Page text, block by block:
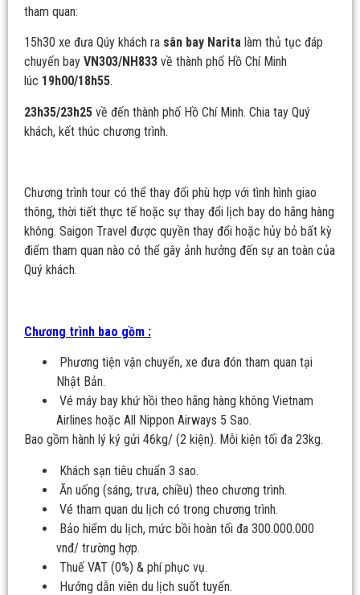
tham quan:
15h30 xe đưa Qúy khách ra sân bay Narita làm thủ tục đáp
chuyến bay VN303/NH833 về thành phố Hồ Chí Minh
lúc 19h00/18h55.
23h35/23h25 về đến thành phố Hồ Chí Minh. Chia tay Quý
khách, kết thúc chương trình.
Chương trình tour có thể thay đổi phù hợp với tình hình giao
thông, thời tiết thực tế hoặc sự thay đổi lịch bay do hãng hàng
không. Saigon Travel được quyền thay đổi hoặc hủy bỏ bất kỳ
điểm tham quan nào có thể gây ảnh hưởng đến sự an toàn của
Quý khách.
Chương trình bao gồm :
Phương tiện vận chuyển, xe đưa đón tham quan tại
Nhật Bản.
Vé máy bay khứ hồi theo hãng hàng không Vietnam
Airlines hoặc All Nippon Airways 5 Sao.
Bao gồm hành lý ký gửi 46kg/ (2 kiện). Mỗi kiện tối đa 23kg.
Khách sạn tiêu chuẩn 3 sao.
Ăn uống (sáng, trưa, chiều) theo chương trình.
Vé tham quan du lịch có trong chương trình.
Bảo hiểm du lịch, mức bồi hoàn tối đa 300.000.000
vnđ/ trường hợp.
Thuế VAT (0%) & phí phục vụ.
Hướng dẫn viên du lịch suốt tuyến.